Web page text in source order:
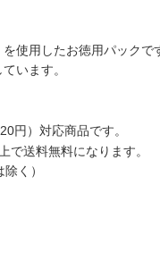
使用したお徳用パック
います。
円）対応商品です。
で送料無料になります。
く）